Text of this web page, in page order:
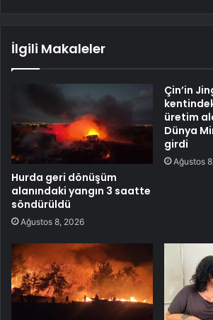
İlgili Makaleler
Hurda geri dönüşüm
alanındaki yangın 3 saatte
söndürüldü
Ağustos 8, 2026
Çin’in
üretim
Dünya
girdi
Ağustos